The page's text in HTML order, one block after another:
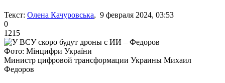
Текст: Олена Качуровська, 9 февраля 2024, 03:53
0
1215
Фото: Мінцифри України
Министр цифровой трансформации Украины Михаил
Федоров